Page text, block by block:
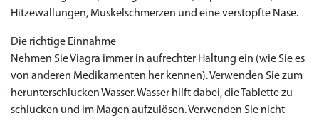
Hitzewallungen, Muskelschmerzen und eine verstopfte Nase.
Die richtige Einnahme
Nehmen Sie Viagra immer in aufrechter Haltung ein (wie Sie es
von anderen Medikamenten her kennen). Verwenden Sie zum
herunterschlucken Wasser. Wasser hilft dabei, die Tablette zu
schlucken und im Magen aufzulösen. Verwenden Sie nicht